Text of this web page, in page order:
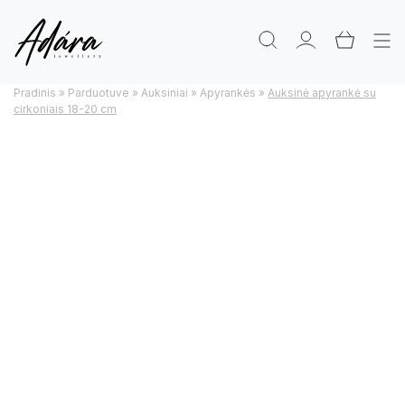
Pradinis » Parduotuve » Auksiniai » Apyrankės » Auksinė apyrankė su
cirkoniais 18-20 cm